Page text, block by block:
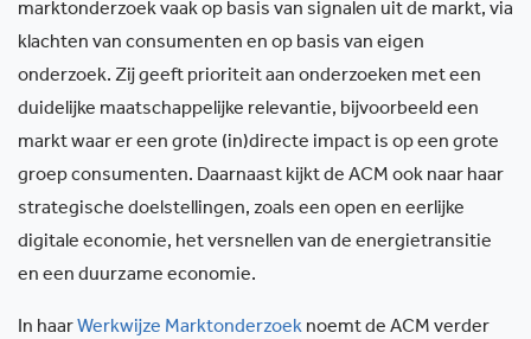
marktonderzoek vaak op basis van signalen uit de markt, via
klachten van consumenten en op basis van eigen
onderzoek. Zij geeft prioriteit aan onderzoeken met een
duidelijke maatschappelijke relevantie, bijvoorbeeld een
markt waar er een grote (in)directe impact is op een grote
groep consumenten. Daarnaast kijkt de ACM ook naar haar
strategische doelstellingen, zoals een open en eerlijke
digitale economie, het versnellen van de energietransitie
en een duurzame economie.
In haar Werkwijze Marktonderzoek noemt de ACM verder